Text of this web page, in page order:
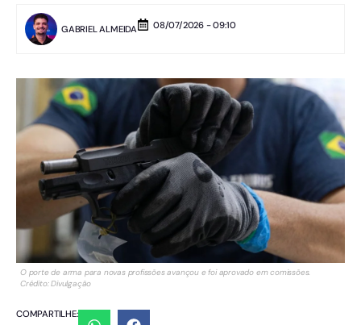
GABRIEL ALMEIDA 08/07/2026 - 09:10
O porte de arma para novas profissões avançou e foi aprovado em comissões.
Crédito: Divulgação
COMPARTILHE: